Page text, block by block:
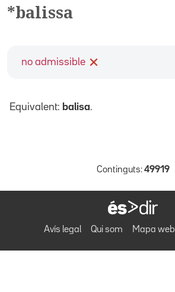
*balissa
no admissible
Equivalent: balisa.
Continguts: 49919
Avís legal Qui som Mapa web